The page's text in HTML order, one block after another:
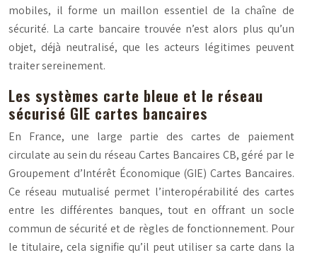
mobiles, il forme un maillon essentiel de la chaîne de
sécurité. La carte bancaire trouvée n’est alors plus qu’un
objet, déjà neutralisé, que les acteurs légitimes peuvent
traiter sereinement.
Les systèmes carte bleue et le réseau
sécurisé GIE cartes bancaires
En France, une large partie des cartes de paiement
circulate au sein du réseau Cartes Bancaires CB, géré par le
Groupement d’Intérêt Économique (GIE) Cartes Bancaires.
Ce réseau mutualisé permet l’interopérabilité des cartes
entre les différentes banques, tout en offrant un socle
commun de sécurité et de règles de fonctionnement. Pour
le titulaire, cela signifie qu’il peut utiliser sa carte dans la